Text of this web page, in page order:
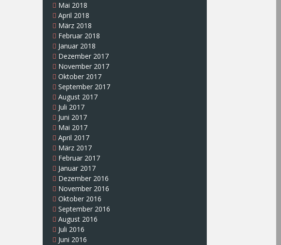
Mai 2018
April 2018
März 2018
Februar 2018
Januar 2018
Dezember 2017
November 2017
Oktober 2017
September 2017
August 2017
Juli 2017
Juni 2017
Mai 2017
April 2017
März 2017
Februar 2017
Januar 2017
Dezember 2016
November 2016
Oktober 2016
September 2016
August 2016
Juli 2016
Juni 2016